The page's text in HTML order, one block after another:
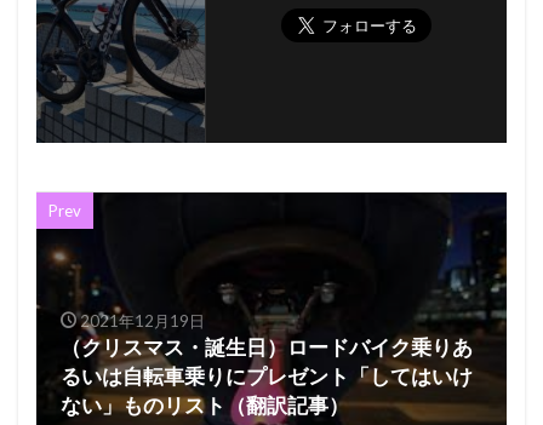
Prev
2021年12月19日
（クリスマス・誕生日）ロードバイク乗りあ
るいは自転車乗りにプレゼント「してはいけ
ない」ものリスト（翻訳記事）